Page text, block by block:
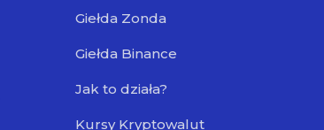
Giełda Zonda
Giełda Binance
Jak to działa?
Kursy Kryptowalut